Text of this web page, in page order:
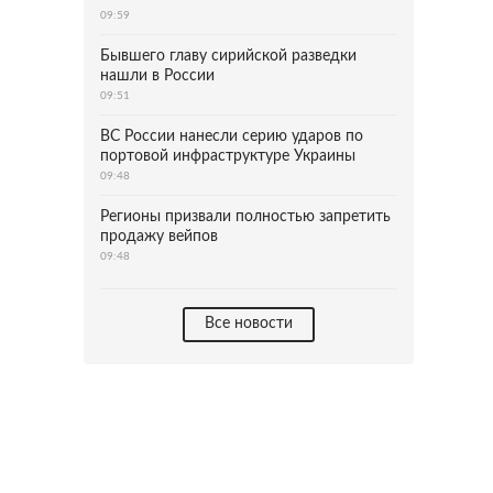
09:59
Бывшего главу сирийской разведки
нашли в России
09:51
ВС России нанесли серию ударов по
портовой инфраструктуре Украины
09:48
Регионы призвали полностью запретить
продажу вейпов
09:48
Все новости